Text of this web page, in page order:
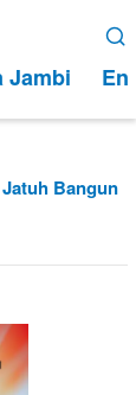
Jambi
Bangun